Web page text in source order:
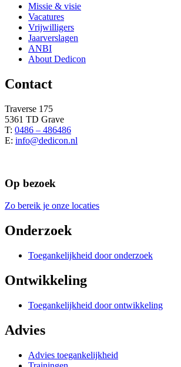
Missie & visie
Vacatures
Vrijwilligers
Jaarverslagen
ANBI
About Dedicon
Contact
Traverse 175
5361 TD Grave
T: 0486 – 486486
E: info@dedicon.nl
Op bezoek
Zo bereik je onze locaties
Onderzoek
Toegankelijkheid door onderzoek
Ontwikkeling
Toegankelijkheid door ontwikkeling
Advies
Advies toegankelijkheid